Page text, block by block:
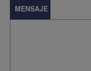
MENSAJE